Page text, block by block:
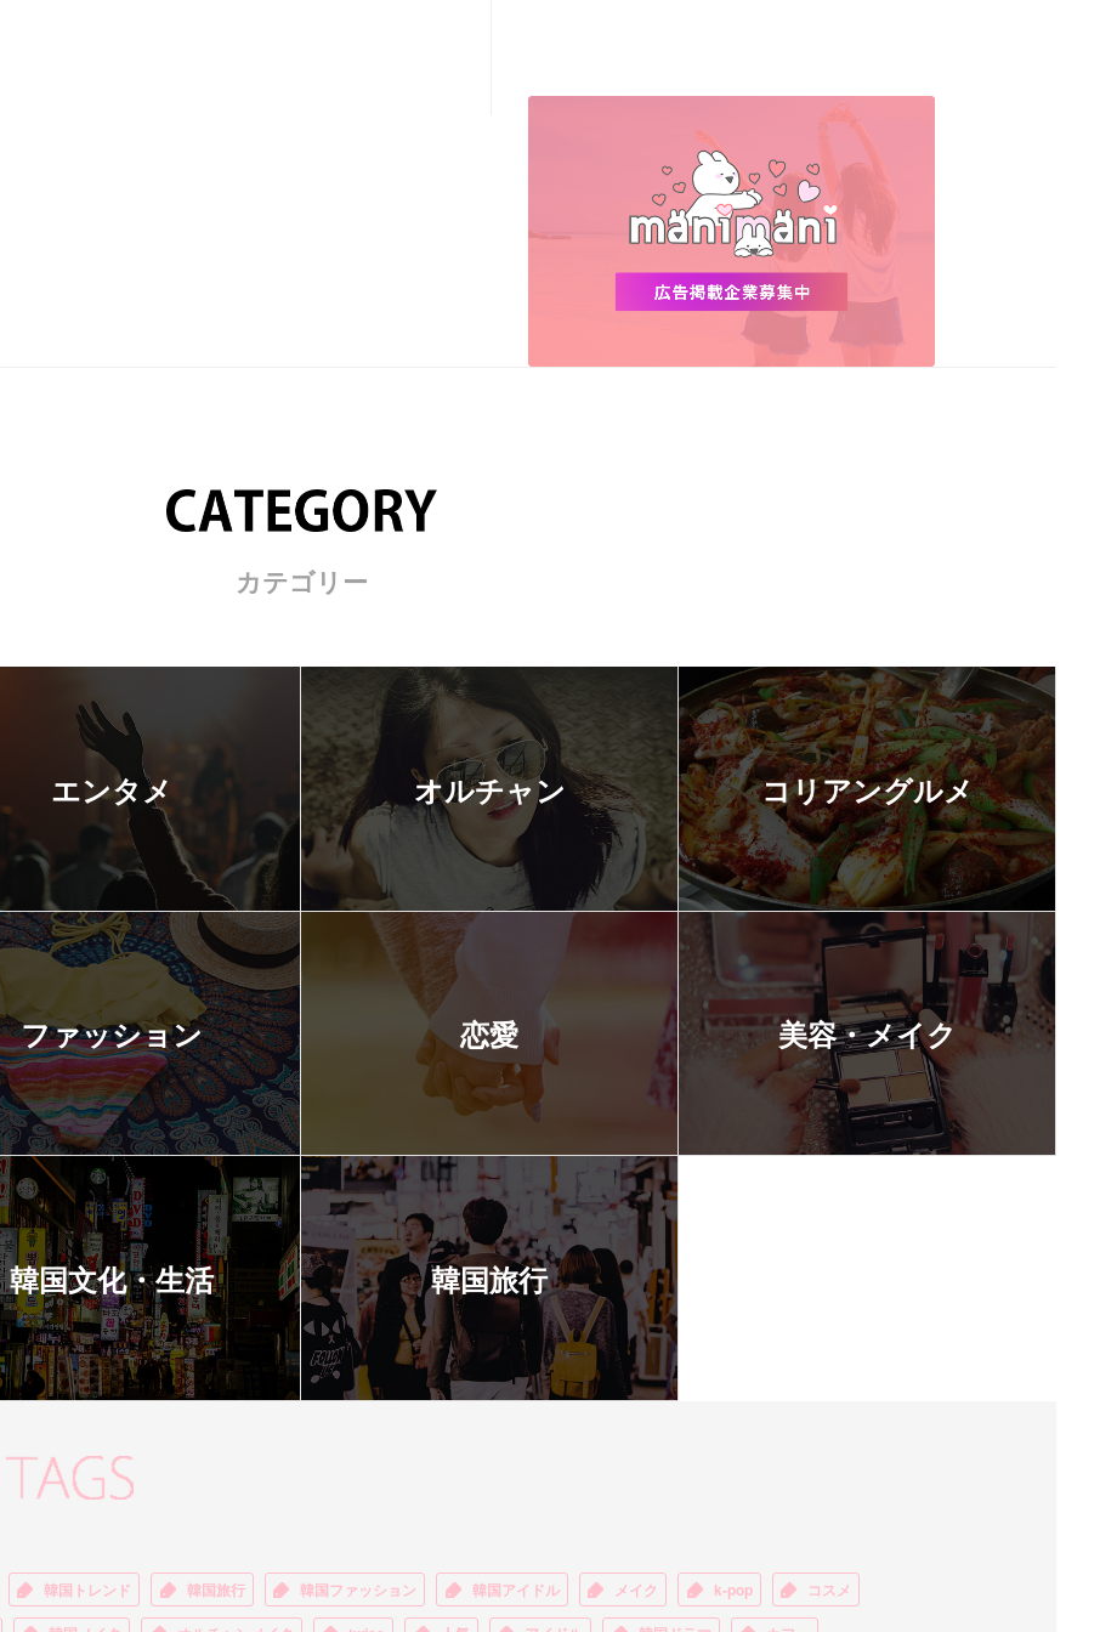
カテゴリー
エンタメ オルチャン コリアングルメ
ファッション 恋愛 美容・メイク
韓国文化・生活 韓国旅行
韓国トレンド 韓国旅行 韓国ファッション 韓国アイドル メイク k-pop コスメ